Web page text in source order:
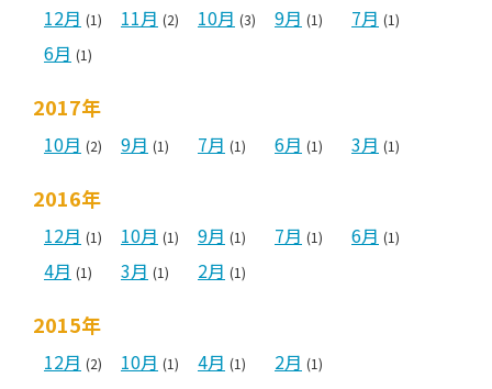
12月 (1) 11月 (2) 10月 (3) 9月 (1) 7月 (1)
6月 (1)
2017年
10月 (2) 9月 (1) 7月 (1) 6月 (1) 3月 (1)
2016年
12月 (1) 10月 (1) 9月 (1) 7月 (1) 6月 (1)
4月 (1) 3月 (1) 2月 (1)
2015年
12月 (2) 10月 (1) 4月 (1) 2月 (1)